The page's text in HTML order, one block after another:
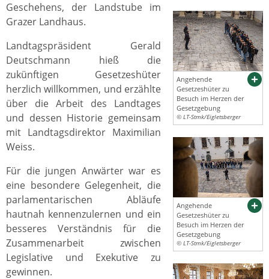
Angehende
Gesetzeshüter zu
Besuch im Herzen der
Gesetzgebung
© LT-Stmk/Eigletsberger
Angehende
Gesetzeshüter zu
Besuch im Herzen der
Gesetzgebung
© LT-Stmk/Eigletsberger
Geschehens, der Landstube im
Grazer Landhaus.
Landtagspräsident Gerald
Deutschmann hieß die
zukünftigen Gesetzeshüter
herzlich willkommen, und erzählte
über die Arbeit des Landtages
und dessen Historie gemeinsam
mit Landtagsdirektor Maximilian
Weiss.
Für die jungen Anwärter war es
eine besondere Gelegenheit, die
parlamentarischen Abläufe
hautnah kennenzulernen und ein
besseres Verständnis für die
Zusammenarbeit zwischen
Legislative und Exekutive zu
gewinnen.